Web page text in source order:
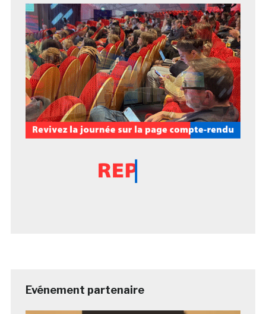
Evénement partenaire